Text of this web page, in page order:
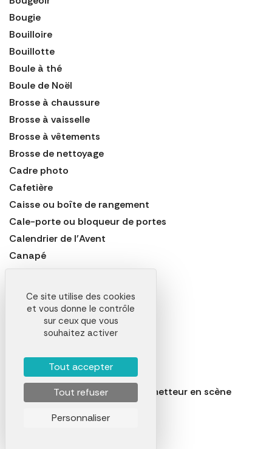
Bougie
Bouilloire
Bouillotte
Boule à thé
Boule de Noël
Brosse à chaussure
Brosse à vaisselle
Brosse à vêtements
Brosse de nettoyage
Cadre photo
Cafetière
Caisse ou boîte de rangement
Cale-porte ou bloqueur de portes
Calendrier de l'Avent
Canapé
Carafe
Cave à vin électrique
Cendrier
Centrifugeuse
Chaise
Chaise de jardin
Chaise réalisateur ou fauteuil metteur en scène
Chausse-pied
Ce site utilise des cookies
et vous donne le contrôle
sur ceux que vous
souhaitez activer
Tout accepter
Tout refuser
Personnaliser